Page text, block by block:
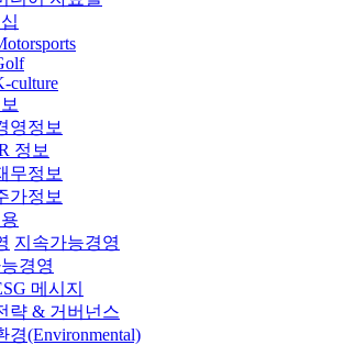
culture
영정보
정보
무정보
가정보
지속가능경영
경영
메시지
략 & 거버넌스
경(Environmental)